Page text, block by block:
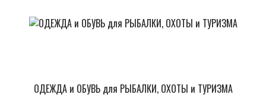
ОДЕЖДА и ОБУВЬ для РЫБАЛКИ, ОХОТЫ и ТУРИЗМА